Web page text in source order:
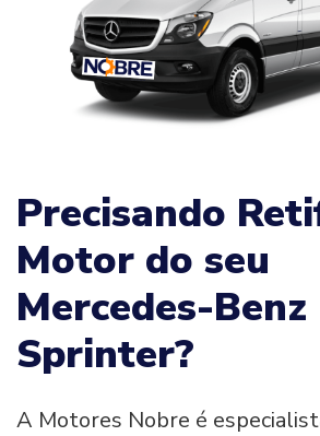
Precisando
Motor do seu
Mercedes-Benz
Sprinter?
A Motores Nobre é